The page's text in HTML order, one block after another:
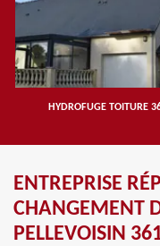
HYDROFUGE TOITURE
ENTREPRISE
CHANGEMENT
PELLEVOISIN